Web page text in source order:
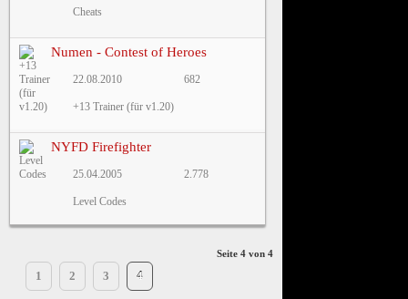
Cheats
Numen - Contest of Heroes
22.08.2010 682
+13 Trainer (für v1.20)
NYFD Firefighter
25.04.2005 2.778
Level Codes
Seite 4 von 4
1 2 3 4